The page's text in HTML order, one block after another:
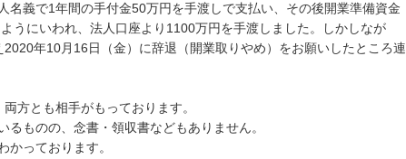
名義で1年間の手付金50万円を手渡しで支払い、その後開業準備資金
うにいわれ、法人口座より1100万円を手渡しました。しかしなが
年10月16日（金）に辞退（開業取りやめ）をお願いしたところ連
方とも相手がもっております。
るものの、念書・領収書などもありません。
かっております。